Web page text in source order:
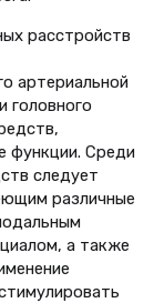
расстройств
артериальной
головного
функции. Среди
следует
различные
а также